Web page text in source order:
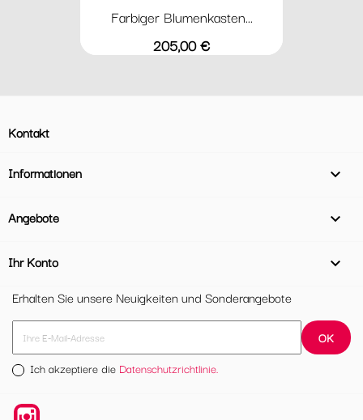
Farbiger Blumenkasten...
Preis
205,00 €
Kontakt
Informationen 
Angebote 
Ihr Konto

Erhalten Sie unsere Neuigkeiten und Sonderangebote
Ich akzeptiere die Datenschutzrichtlinie.